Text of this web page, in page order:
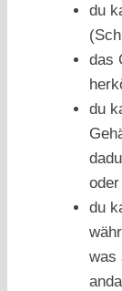
du
das
du
du
was